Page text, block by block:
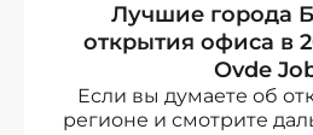
Лучшие города
открытия офиса в
Ovde
Если вы думаете об
регионе и смотрите